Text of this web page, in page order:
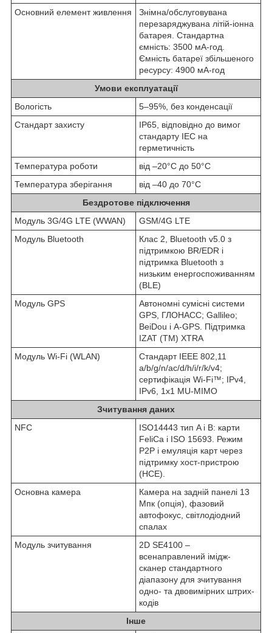
Основний елемент живлення
Знімна/обслуговувана
перезаряджувана літій-іонна
батарея. Стандартна
ємність: 3500 мА-год.
Ємність батареї збільшеного
ресурсу: 4900 мА-год
Умови експлуатації
Вологість
5–95%, без конденсації
Стандарт захисту
IP65, відповідно до вимог
стандарту IEC на
герметичність
Температура роботи
від –20°C до 50°C
Температура зберігання
від –40 до 70°C
Бездротове підключення
Модуль 3G/4G LTE (WWAN)
GSM/4G LTE
Модуль Bluetooth
Клас 2, Bluetooth v5.0 з
підтримкою BR/EDR і
підтримка Bluetooth з
низьким енергоспоживанням
(BLE)
Модуль GPS
Автономні сумісні системи
GPS, ГЛОНАСС; Gallileo;
BeiDou і A-GPS. Підтримка
IZAT (TM) XTRA
Модуль Wi-Fi (WLAN)
Стандарт IEEE 802,11
a/b/g/n/ac/d/h/i/r/k/v4;
сертифікація Wi-Fi™; IPv4,
IPv6, 1x1 MU-MIMO
Зчитування даних
NFC
ISO14443 тип A і B: карти
FeliCa і ISO 15693. Режим
P2P і емуляція карт через
підтримку хост-пристрою
(HCE).
Основна камера
Камера на задній панелі 13
Мпк (опція), фазовий
автофокус, світлодіодний
спалах
Модуль зчитування
2D SE4100 –
всенаправлений імідж-
сканер стандартного
діапазону для зчитування
одно- та двовимірних штрих-
кодів
Інше